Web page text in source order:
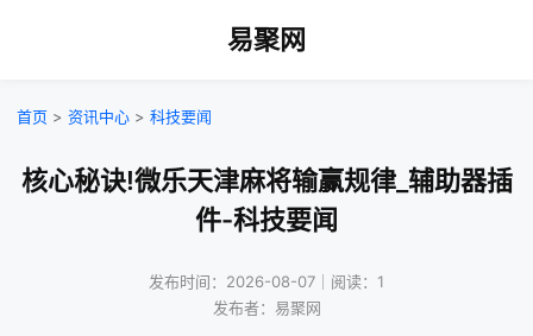
易聚网
首页 > 资讯中心 > 科技要闻
核心秘诀!微乐天津麻将输赢规律_辅助器插
件-科技要闻
发布时间：2026-08-07｜阅读：1
发布者：易聚网